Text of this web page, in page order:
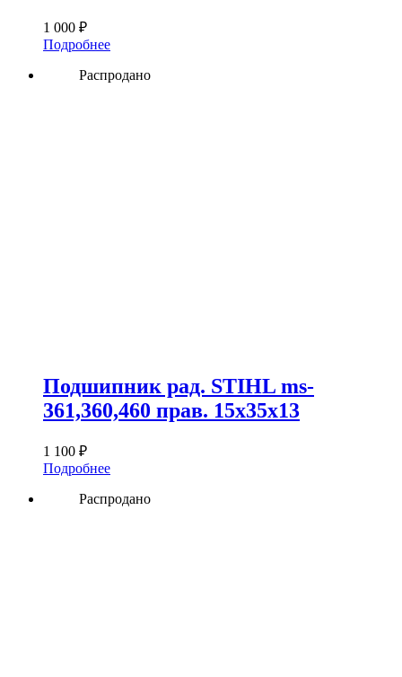
1 000 ₽
Подробнее
Распродано
Подшипник рад. STIHL ms-
361,360,460 прав. 15x35x13
1 100 ₽
Подробнее
Распродано